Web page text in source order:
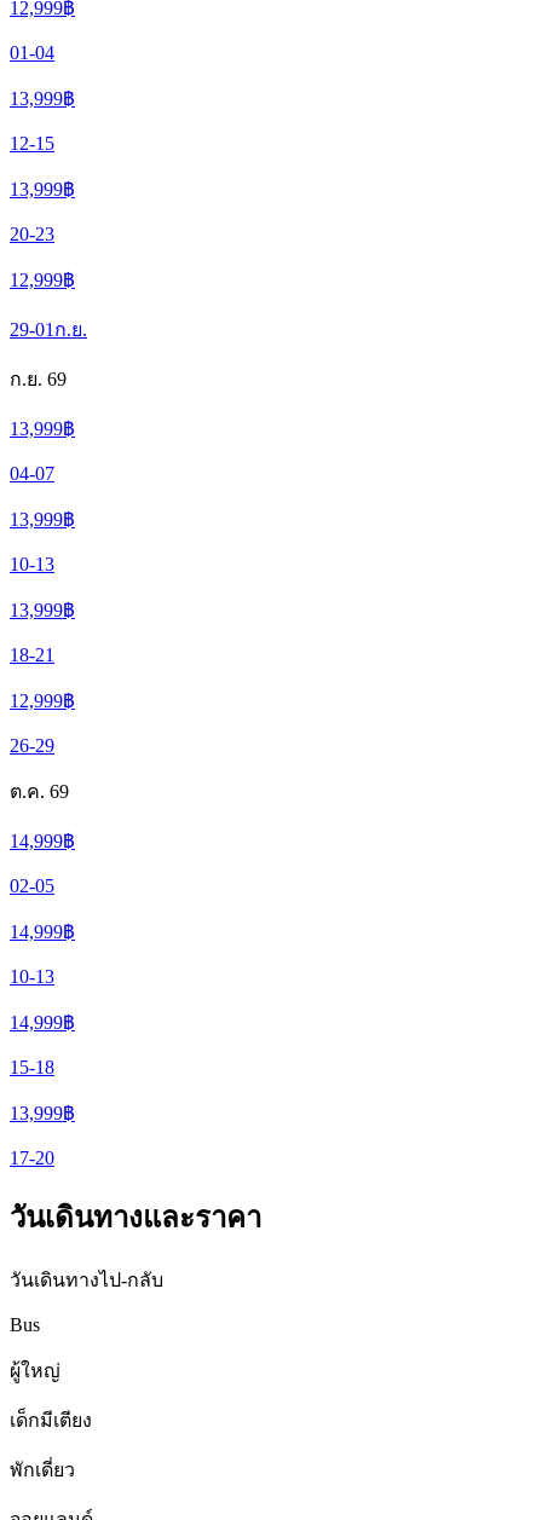
12,999฿
01-04
13,999฿
12-15
13,999฿
20-23
12,999฿
29-01 ก.ย.
ก.ย. 69
13,999฿
04-07
13,999฿
10-13
13,999฿
18-21
12,999฿
26-29
ต.ค. 69
14,999฿
02-05
14,999฿
10-13
14,999฿
15-18
13,999฿
17-20
วันเดินทางและราคา
วันเดินทางไป-กลับ
Bus
ผู้ใหญ่
เด็กมีเตียง
พักเดี่ยว